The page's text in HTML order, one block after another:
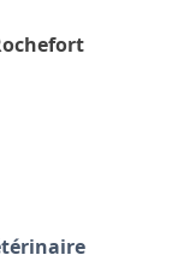
reçu très
et à